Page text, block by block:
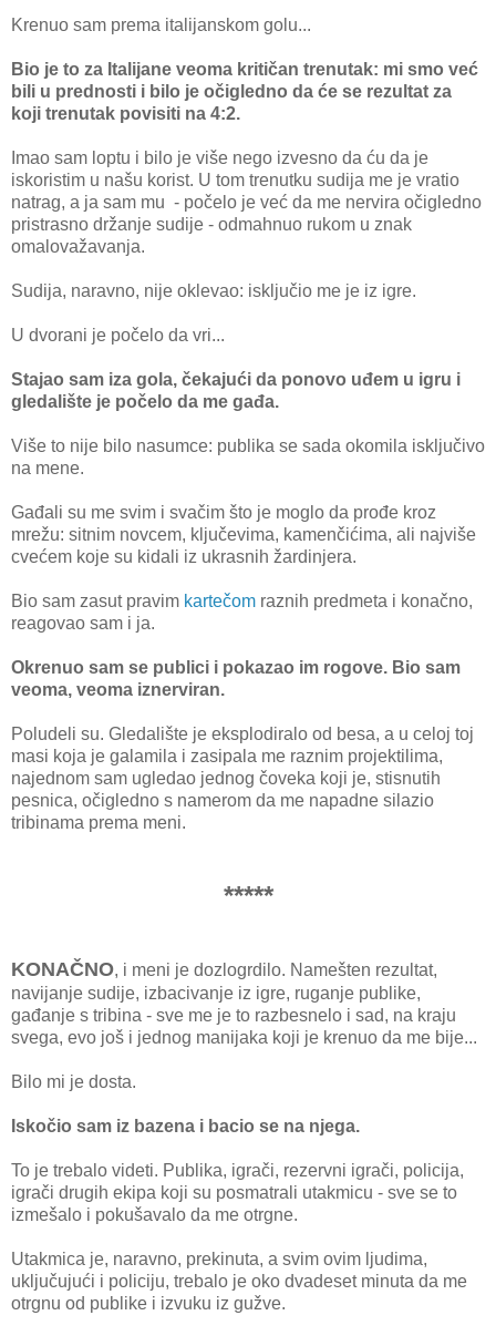
Krenuo sam prema italijanskom golu...
Bio je to za Italijane veoma kritičan trenutak: mi smo već
bili u prednosti i bilo je očigledno da će se rezultat za
koji trenutak povisiti na 4:2.
Imao sam loptu i bilo je više nego izvesno da ću da je
iskoristim u našu korist. U tom trenutku sudija me je vratio
natrag, a ja sam mu - počelo je već da me nervira očigledno
pristrasno držanje sudije - odmahnuo rukom u znak
omalovažavanja.
Sudija, naravno, nije oklevao: isključio me je iz igre.
U dvorani je počelo da vri...
Stajao sam iza gola, čekajući da ponovo uđem u igru i
gledalište je počelo da me gađa.
Više to nije bilo nasumce: publika se sada okomila isključivo
na mene.
Gađali su me svim i svačim što je moglo da prođe kroz
mrežu: sitnim novcem, ključevima, kamenčićima, ali najviše
cvećem koje su kidali iz ukrasnih žardinjera.
Bio sam zasut pravim kartečom raznih predmeta i konačno,
reagovao sam i ja.
Okrenuo sam se publici i pokazao im rogove. Bio sam
veoma, veoma iznerviran.
Poludeli su. Gledalište je eksplodiralo od besa, a u celoj toj
masi koja je galamila i zasipala me raznim projektilima,
najednom sam ugledao jednog čoveka koji je, stisnutih
pesnica, očigledno s namerom da me napadne silazio
tribinama prema meni.
*****
KONAČNO, i meni je dozlogrdilo. Namešten rezultat,
navijanje sudije, izbacivanje iz igre, ruganje publike,
gađanje s tribina - sve me je to razbesnelo i sad, na kraju
svega, evo još i jednog manijaka koji je krenuo da me bije...
Bilo mi je dosta.
Iskočio sam iz bazena i bacio se na njega.
To je trebalo videti. Publika, igrači, rezervni igrači, policija,
igrači drugih ekipa koji su posmatrali utakmicu - sve se to
izmešalo i pokušavalo da me otrgne.
Utakmica je, naravno, prekinuta, a svim ovim ljudima,
uključujući i policiju, trebalo je oko dvadeset minuta da me
otrgnu od publike i izvuku iz gužve.